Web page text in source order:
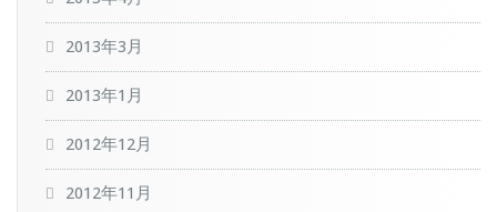
2013年3月
2013年1月
2012年12月
2012年11月